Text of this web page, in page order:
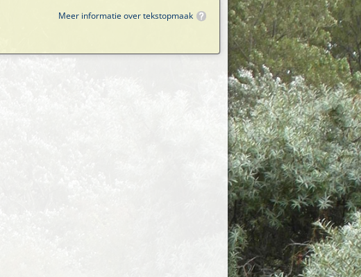
Meer informatie over tekstopmaak